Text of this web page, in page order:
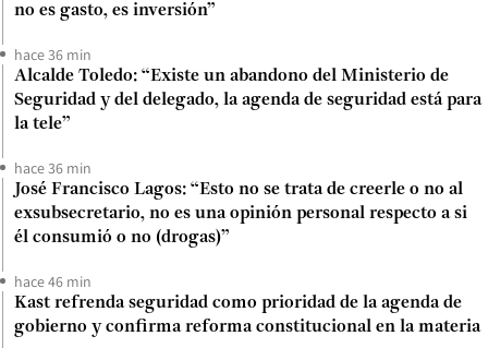
no es gasto, es inversión”
hace 36 min
Alcalde Toledo: “Existe un abandono del Ministerio de
Seguridad y del delegado, la agenda de seguridad está para
la tele”
hace 36 min
José Francisco Lagos: “Esto no se trata de creerle o no al
exsubsecretario, no es una opinión personal respecto a si
él consumió o no (drogas)”
hace 46 min
Kast refrenda seguridad como prioridad de la agenda de
gobierno y confirma reforma constitucional en la materia